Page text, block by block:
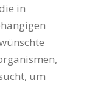
in
um